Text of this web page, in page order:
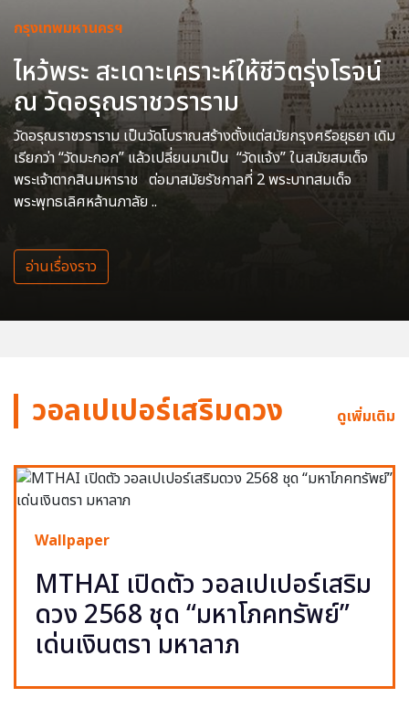
กรุงเทพมหานครฯ
ไหว้พระ สะเดาะเคราะห์ให้ชีวิตรุ่งโรจน์
ณ วัดอรุณราชวราราม
วัดอรุณราชวราราม เป็นวัดโบราณสร้างตั้งแต่สมัยกรุงศรีอยุธยา เดิม
เรียกว่า “วัดมะกอก” แล้วเปลี่ยนมาเป็น “วัดแจ้ง” ในสมัยสมเด็จ
พระเจ้าตากสินมหาราช ต่อมาสมัยรัชกาลที่ 2 พระบาทสมเด็จ
พระพุทธเลิศหล้านภาลัย ..
อ่านเรื่องราว
วอลเปเปอร์เสริมดวง ดูเพิ่มเติม
Wallpaper
MTHAI เปิดตัว วอลเปเปอร์เสริม
ดวง 2568 ชุด “มหาโภคทรัพย์”
เด่นเงินตรา มหาลาภ